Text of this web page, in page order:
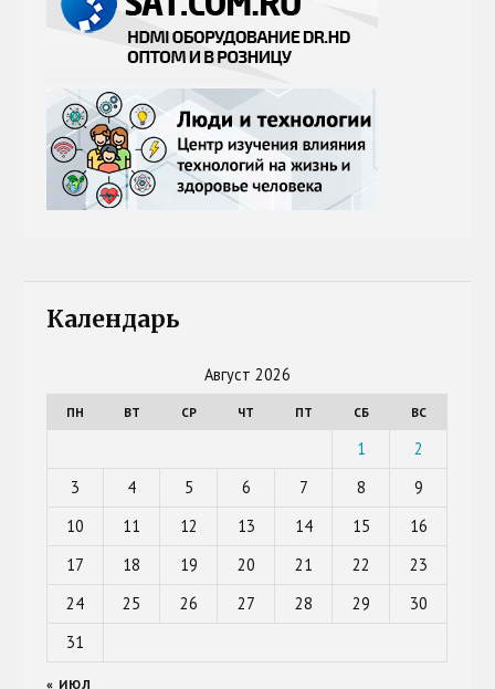
Календарь
Август 2026
ПН ВТ СР ЧТ ПТ СБ ВС
1
2
3
4 5 6 7 8
9
10
11 12 13 14 15
16
17
18 19 20 21 22
23
24
25 26 27 28 29
30
31
« ИЮЛ